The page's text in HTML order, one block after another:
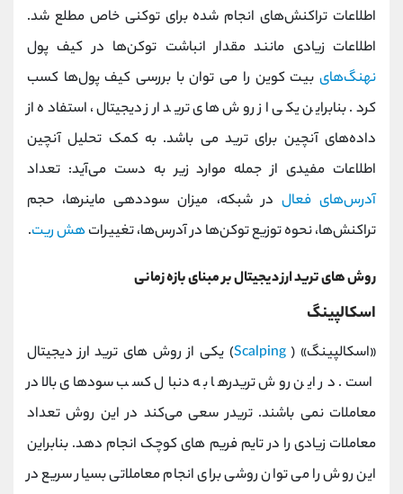
اطلاعات تراکنش‌های انجام شده برای توکنی خاص مطلع شد.
اطلاعات زیادی مانند مقدار انباشت توکن‌ها در کیف پول
نهنگ‌های بیت کوین را می توان با بررسی کیف پول‌ها کسب
کرد. بنابراین یکی از روش های ترید ارز دیجیتال، استفاده از
داده‌های آنچین برای ترید می باشد. به کمک تحلیل آنچین
اطلاعات مفیدی از جمله موارد زیر به دست می‌آید: تعداد
آدرس‌های فعال در شبکه، میزان سوددهی ماینرها، حجم
تراکنش‌ها، نحوه توزیع توکن‌ها در آدرس‌ها، تغییراتهش ریت.
روش های ترید ارز دیجیتال بر مبنای بازه زمانی
اسکالپینگ
«اسکالپینگ» (Scalping) یکی از روش های ترید ارز دیجیتال
است. در این روش تریدرها به دنبال کسب سودهای بالا در
معاملات نمی باشند. تریدر سعی می‌کند در این روش تعداد
معاملات زیادی را در تایم فریم های کوچک انجام دهد. بنابراین
این روش را می توان روشی برای انجام معاملاتی بسیار سریع در